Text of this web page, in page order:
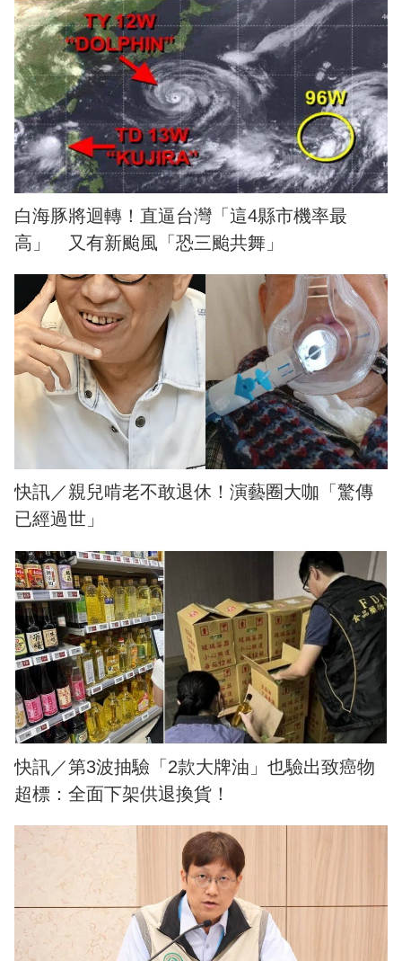
白海豚將迴轉！直逼台灣「這4縣市機率最
高」 又有新颱風「恐三颱共舞」
快訊／親兒啃老不敢退休！演藝圈大咖「驚傳
已經過世」
快訊／第3波抽驗「2款大牌油」也驗出致癌物
超標：全面下架供退換貨！